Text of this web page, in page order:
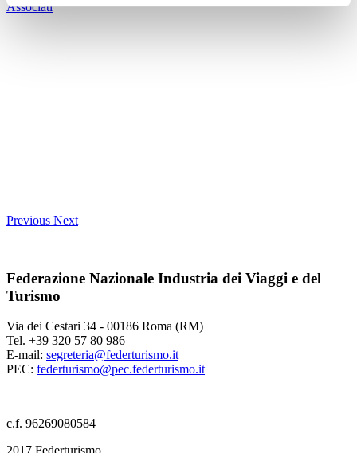
Associati
Previous Next
Federazione Nazionale Industria dei Viaggi e del
Turismo
Via dei Cestari 34 - 00186 Roma (RM)
Tel. +39 320 57 80 986
E-mail: segreteria@federturismo.it
PEC: federturismo@pec.federturismo.it
c.f. 96269080584